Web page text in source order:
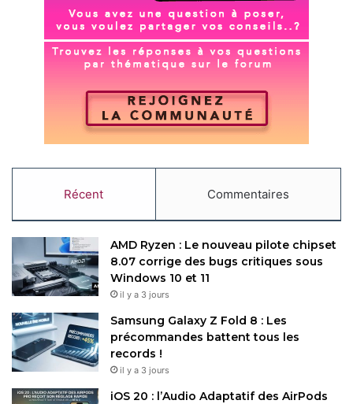
Récent Commentaires
AMD Ryzen : Le nouveau pilote chipset
8.07 corrige des bugs critiques sous
Windows 10 et 11
il y a 3 jours
Samsung Galaxy Z Fold 8 : Les
précommandes battent tous les
records !
il y a 3 jours
iOS 20 : l’Audio Adaptatif des AirPods